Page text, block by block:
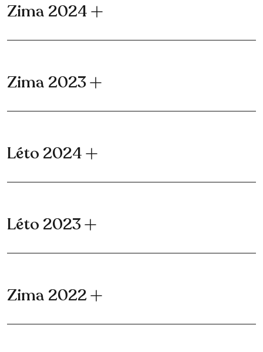
Zima 2024
Zima 2023
Léto 2024
Léto 2023
Zima 2022